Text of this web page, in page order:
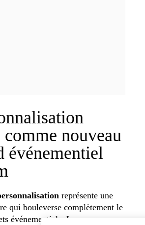
comme nouveau
événementiel
représente une
qui bouleverse complètement le
événementiels. Les